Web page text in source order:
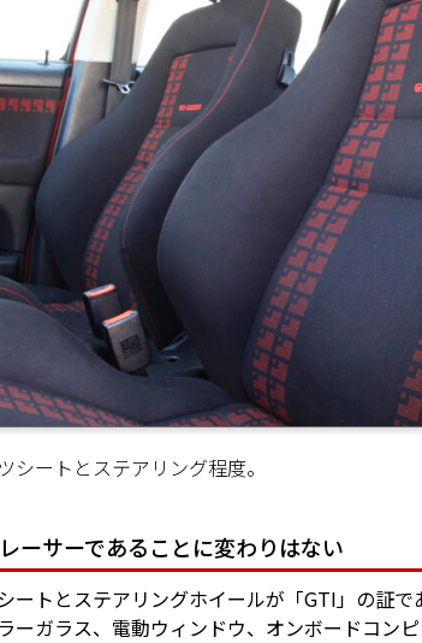
ートとステアリング程度。
ーサーであることに変わりはない
ートとステアリングホイールが「GTI」の証
ーガラス、電動ウィンドウ、オンボードコン